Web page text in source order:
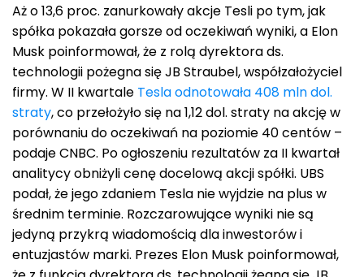
Aż o 13,6 proc. zanurkowały akcje Tesli po tym, jak
spółka pokazała gorsze od oczekiwań wyniki, a Elon
Musk poinformował, że z rolą dyrektora ds.
technologii pożegna się JB Straubel, współzałożyciel
firmy. W II kwartale Tesla odnotowała 408 mln dol.
straty, co przełożyło się na 1,12 dol. straty na akcję w
porównaniu do oczekiwań na poziomie 40 centów –
podaje CNBC. Po ogłoszeniu rezultatów za II kwartał
analitycy obniżyli cenę docelową akcji spółki. UBS
podał, że jego zdaniem Tesla nie wyjdzie na plus w
średnim terminie. Rozczarowujące wyniki nie są
jedyną przykrą wiadomością dla inwestorów i
entuzjastów marki. Prezes Elon Musk poinformował,